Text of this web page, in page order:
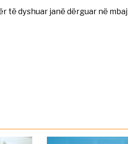
të dyshuar janë dërguar në